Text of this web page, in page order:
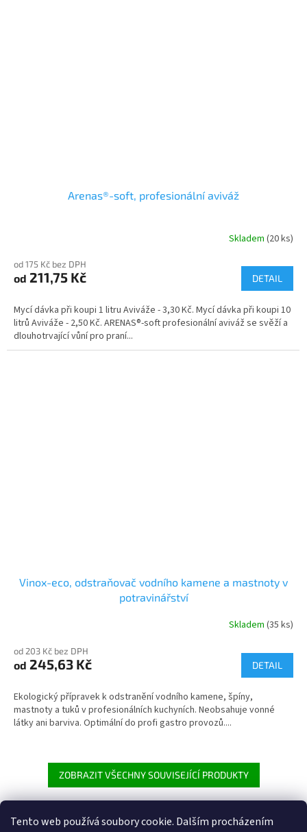
Tento web používá soubory cookie. Dalším procházením
Arenas®-soft, profesionální aviváž
produktu
je
z
5
hvězdiček.
Skladem(20 ks)
od 175 Kč bez DPH
od 211,75 Kč DETAIL
Mycí dávka při koupi 1 litru Aviváže - 3,30 Kč. Mycí dávka při koupi 10
litrů Aviváže - 2,50 Kč. ARENAS®-soft profesionální aviváž se svěží a
dlouhotrvající vůní pro praní...
Vinox-eco, odstraňovač vodního kamene a mastnoty v
potravinářství
produktu
je
z
5
hvězdiček.
Skladem(35 ks)
od 203 Kč bez DPH
od 245,63 Kč DETAIL
Ekologický přípravek k odstranění vodního kamene, špíny,
mastnoty a tuků v profesionálních kuchyních. Neobsahuje vonné
látky ani barviva. Optimální do profi gastro provozů....
ZOBRAZIT VŠECHNY SOUVISEJÍCÍ PRODUKTY